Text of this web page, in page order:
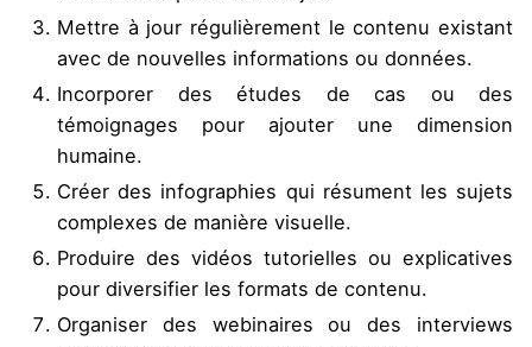
Mettre à jour régulièrement le contenu existant
avec de nouvelles informations ou données.
Incorporer des études de cas ou des
témoignages pour ajouter une dimension
humaine.
Créer des infographies qui résument les sujets
complexes de manière visuelle.
Produire des vidéos tutorielles ou explicatives
pour diversifier les formats de contenu.
Organiser des webinaires ou des interviews